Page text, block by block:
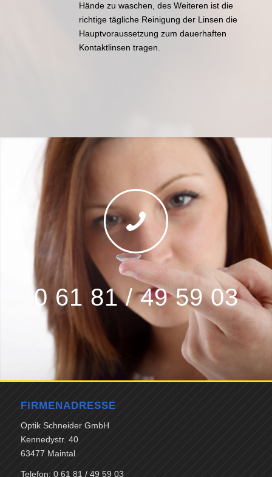
Hände zu waschen, des Weiteren ist die
richtige tägliche Reinigung der Linsen die
Hauptvoraussetzung zum dauerhaften
Kontaktlinsen tragen.
0 61 81 / 49 59 03
FIRMENADRESSE
Optik Schneider GmbH
Kennedystr. 40
63477 Maintal
Telefon: 0 61 81 / 49 59 03